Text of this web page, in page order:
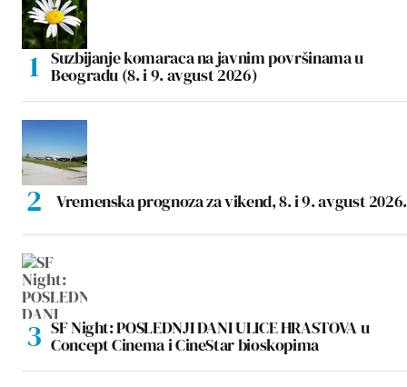
Suzbijanje komaraca na javnim površinama u
Beogradu (8. i 9. avgust 2026)
Vremenska prognoza za vikend, 8. i 9. avgust 2026.
SF Night: POSLEDNJI DANI ULICE HRASTOVA u
Concept Cinema i CineStar bioskopima